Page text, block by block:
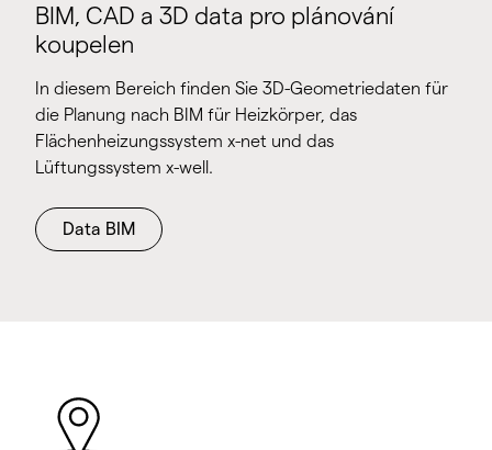
BIM, CAD a 3D data pro plánování
koupelen
In diesem Bereich finden Sie 3D-Geometriedaten für
die Planung nach BIM für Heizkörper, das
Flächenheizungssystem x-net und das
Lüftungssystem x-well.
Data BIM